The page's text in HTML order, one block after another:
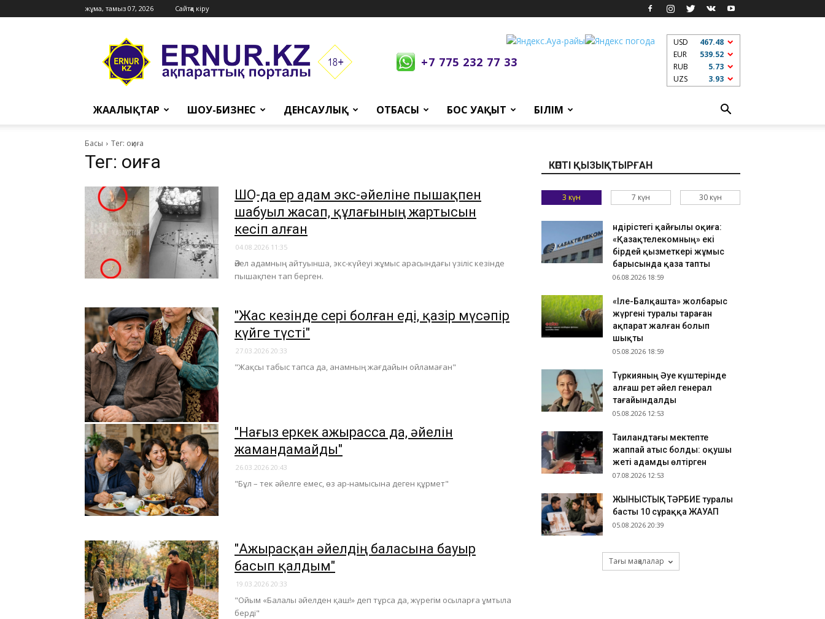
жұма, тамыз 07, 2026 Сайтқа кіру
Ernur
Press
+7 775 232 77 33
USD
467.48
EUR
539.52
RUB
5.73
UZS
3.93
ЖАҢАЛЫҚТАР ШОУ-БИЗНЕС ДЕНСАУЛЫҚ ОТБАСЫ БОС УАҚЫТ БІЛІМ
Басы Тег: оқиға
Тег: оқиға
ШҚО-да ер адам экс-әйеліне пышақпен
шабуыл жасап, құлағының жартысын
кесіп алған
04.08.2026 11:35
Әйел адамның айтуынша, экс-күйеуі жұмыс арасындағы үзіліс кезінде
пышақпен тап берген.
​"Жас кезінде сері болған еді, қазір мүсәпір
күйге түсті"
27.03.2026 20:33
"Жақсы табыс тапса да, анамның жағдайын ойламаған"
"Нағыз еркек ажырасса да, әйелін
жамандамайды"
26.03.2026 20:43
"Бұл – тек әйелге емес, өз ар-намысына деген құрмет"
​"Ажырасқан әйелдің баласына бауыр
басып қалдым"
19.03.2026 20:33
"Ойым «Балалы әйелден қаш!» деп тұрса да, жүрегім осыларға ұмтыла
берді"
КӨПТІ ҚЫЗЫҚТЫРҒАН
3 күн 7 күн 30 күн
Өндірістегі қайғылы оқиға:
«Қазақтелекомның» екі
бірдей қызметкері жұмыс
барысында қаза тапты
06.08.2026 18:59
«Іле-Балқашта» жолбарыс
жүргені туралы тараған
ақпарат жалған болып
шықты
05.08.2026 18:59
Түркияның Әуе күштерінде
алғаш рет әйел генерал
тағайындалды
05.08.2026 12:53
Таиландтағы мектепте
жаппай атыс болды: оқушы
жеті адамды өлтірген
07.08.2026 12:53
ЖЫНЫСТЫҚ ТӘРБИЕ туралы
басты 10 сұраққа ЖАУАП
05.08.2026 20:39
Тағы мақалалар